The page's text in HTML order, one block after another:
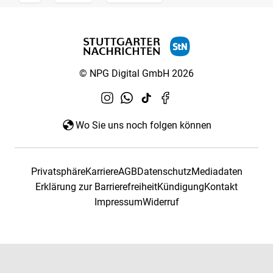
© NPG Digital GmbH 2026
Wo Sie uns noch folgen können
PrivatsphäreKarriereAGBDatenschutzMediadaten
Erklärung zur BarrierefreiheitKündigungKontakt
ImpressumWiderruf